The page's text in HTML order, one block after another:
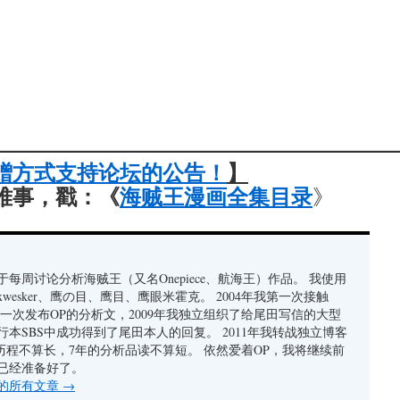
方式支持论坛的公告！ 】
事，戳：《海贼王漫画全集目录》
每周讨论分析海贼王（又名Onepiece、航海王）作品。 我使用
、鹰の目、鹰目、鹰眼米霍克。 2004年我第一次接触
次发布OP的分析文，2009年我独立组织了给尾田写信的大型
本SBS中成功得到了尾田本人的回复。 2011年我转战独立博客
程不算长，7年的分析品读不算短。 依然爱着OP，我将继续前
经准备好了。
所有文章 →